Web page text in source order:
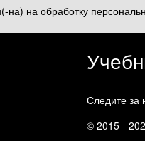
на) на обработку
Следите за
© 2015 -